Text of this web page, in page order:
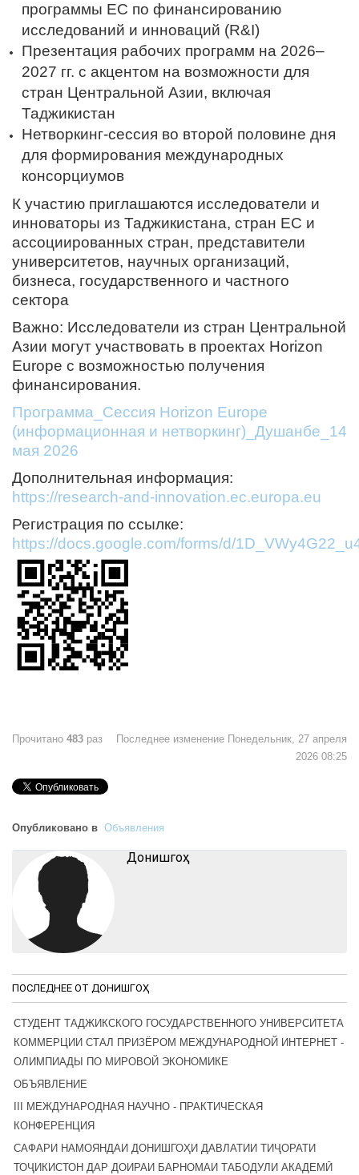
программы ЕС по финансированию
исследований и инноваций (R&I)
Презентация рабочих программ на 2026–
2027 гг. с акцентом на возможности для
стран Центральной Азии, включая
Таджикистан
Нетворкинг-сессия во второй половине дня
для формирования международных
консорциумов
К участию приглашаются исследователи и
инноваторы из Таджикистана, стран ЕС и
ассоциированных стран, представители
университетов, научных организаций,
бизнеса, государственного и частного
сектора
Важно: Исследователи из стран Центральной
Азии могут участвовать в проектах Horizon
Europe с возможностью получения
финансирования.
Программа_Сессия Horizon Europe
(информационная и нетворкинг)_Душанбе_14
мая 2026
Дополнительная информация:
https://research-and-innovation.ec.europa.eu
Регистрация по ссылке:
https://docs.google.com/forms/d/
Прочитано 483 раз
Последнее изменение Понедельник, 27 апреля
2026 08:25
Опубликовано в Объявления
Донишгоҳ
ПОСЛЕДНЕЕ ОТ ДОНИШГОҲ
СТУДЕНТ ТАДЖИКСКОГО ГОСУДАРСТВЕННОГО УНИВЕРСИТЕТА
КОММЕРЦИИ СТАЛ ПРИЗЁРОМ МЕЖДУНАРОДНОЙ ИНТЕРНЕТ -
ОЛИМПИАДЫ ПО МИРОВОЙ ЭКОНОМИКЕ
ОБЪЯВЛЕНИЕ
III МЕЖДУНАРОДНАЯ НАУЧНО - ПРАКТИЧЕСКАЯ
КОНФЕРЕНЦИЯ
САФАРИ НАМОЯНДАИ ДОНИШГОҲИ ДАВЛАТИИ ТИҶОРАТИ
ТОҶИКИСТОН ДАР ДОИРАИ БАРНОМАИ ТАБОДУЛИ АКАДЕМӢ